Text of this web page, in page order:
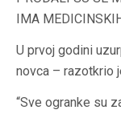
IMA
U prvoj godini
novca – razotkrio
“Sve ogranke su